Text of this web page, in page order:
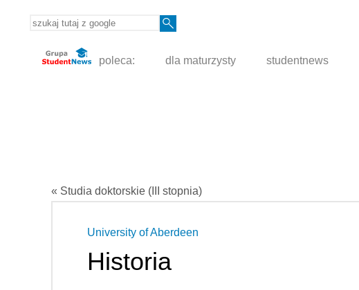
poleca: dla maturzysty studentnews
« Studia doktorskie (III stopnia)
University of Aberdeen
Historia